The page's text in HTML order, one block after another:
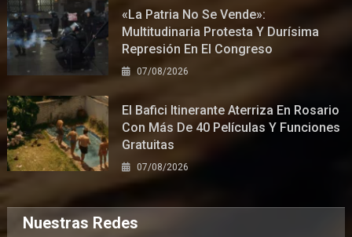
«La Patria No Se Vende»:
Multitudinaria Protesta Y Durísima
Represión En El Congreso
07/08/2026
El Bafici Itinerante Aterriza En Rosario
Con Más De 40 Películas Y Funciones
Gratuitas
07/08/2026
Nuestras Redes